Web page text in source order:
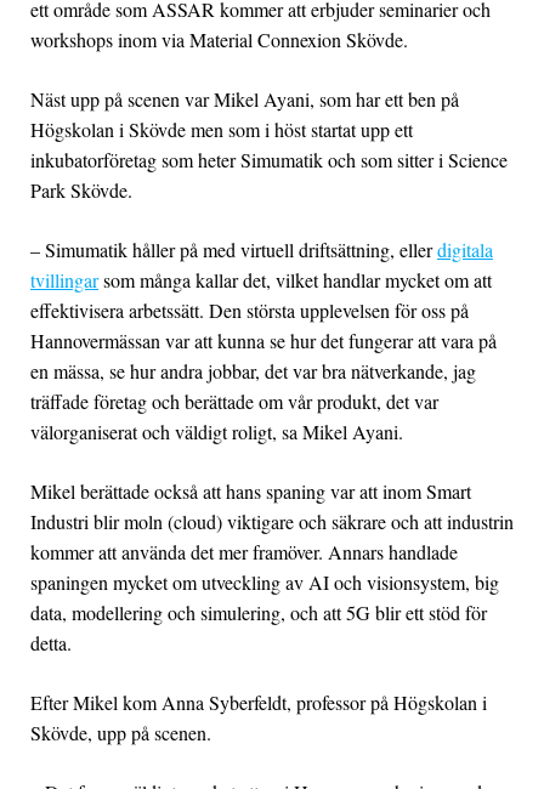
ett område som ASSAR kommer att erbjuder seminarier och
workshops inom via Material Connexion Skövde.
Näst upp på scenen var Mikel Ayani, som har ett ben på
Högskolan i Skövde men som i höst startat upp ett
inkubatorföretag som heter Simumatik och som sitter i Science
Park Skövde.
– Simumatik håller på med virtuell driftsättning, ellerdigitala
tvillingarsom många kallar det, vilket handlar mycket om att
effektivisera arbetssätt. Den största upplevelsen för oss på
Hannovermässan var att kunna se hur det fungerar att vara på
en mässa, se hur andra jobbar, det var bra nätverkande, jag
träffade företag och berättade om vår produkt, det var
välorganiserat och väldigt roligt, sa Mikel Ayani.
Mikel berättade också att hans spaning var att inom Smart
Industri blir moln (cloud) viktigare och säkrare och att industrin
kommer att använda det mer framöver. Annars handlade
spaningen mycket om utveckling av AI och visionsystem, big
data, modellering och simulering, och att 5G blir ett stöd för
detta.
Efter Mikel kom Anna Syberfeldt, professor på Högskolan i
Skövde, upp på scenen.